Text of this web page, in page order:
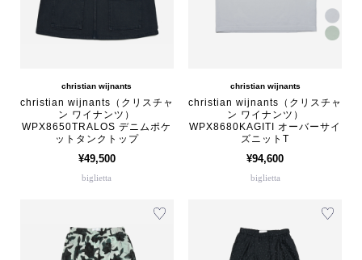
christian wijnants
christian wijnants（クリスチャ
ン ワイナンツ）
WPX8650TRALOS デニムポケ
ットタンクトップ
¥49,500
biglietta
christian wijnants
christian wijnants（クリスチャ
ン ワイナンツ）
WPX8680KAGITI オーバーサイ
ズニットT
¥94,600
biglietta